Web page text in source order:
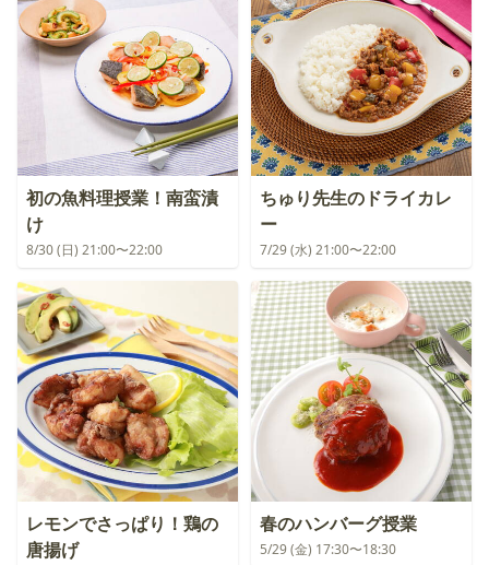
初の魚料理授業！南蛮漬
け
8/30 (日) 21:00〜22:00
ちゅり先生のドライカレ
ー
7/29 (水) 21:00〜22:00
レモンでさっぱり！鶏の
唐揚げ
春のハンバーグ授業
5/29 (金) 17:30〜18:30